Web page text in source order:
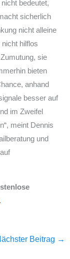
bedeutet,
sicherlich
nicht alleine
hilflos
sie
bieten
anhand
besser auf
im Zweifel
meint Dennis
und
.
Beitrag →